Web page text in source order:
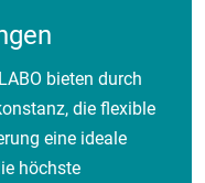
bieten durch
die flexible
eine ideale
höchste